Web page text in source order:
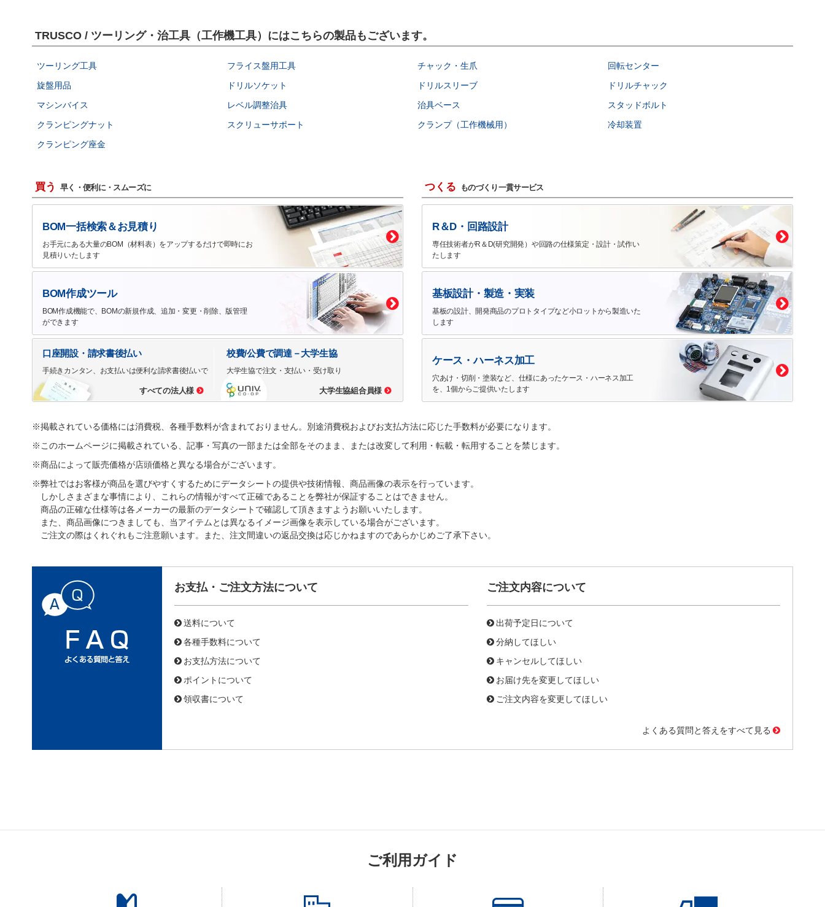
TRUSCO / ツーリング・治工具（工作機工具）にはこちらの製品もございます。
ツーリング工具 フライス盤用工具 チャック・生爪
回転センター
旋盤用品
ドリルソケット ドリルスリーブ
ドリルチャック
マシンバイス
レベル調整治具 治具ベース
スタッドボルト
クランピングナット
スクリューサポート クランプ（工作機械用）
冷却装置
クランピング座金
買う 早く・便利に・スムーズに
BOM一括検索＆お見積り
お手元にある大量のBOM（材料表）をアップするだけで即時にお
見積りいたします
BOM作成ツール
BOM作成機能で、BOMの新規作成、追加・変更・削除、版管理
ができます
口座開設・請求書後払い
手続きカンタン、お支払いは便利な請求書後払いで
すべての法人様
校費/公費で調達－大学生協
大学生協で注文・支払い・受け取り
大学生協組合員様
つくる ものづくり一貫サービス
R＆D・回路設計
専任技術者がR＆D(研究開発）や回路の仕様策定・設計・試作い
たします
基板設計・製造・実装
基板の設計、開発商品のプロトタイプなど小ロットから製造いた
します
ケース・ハーネス加工
穴あけ・切削・塗装など、仕様にあったケース・ハーネス加工
を、1個からご提供いたします
※掲載されている価格には消費税、各種手数料が含まれておりません。別途消費税およびお支払方法に応じた手数料が必要になります。
※このホームページに掲載されている、記事・写真の一部または全部をそのまま、または改変して利用・転載・転用することを禁じます。
※商品によって販売価格が店頭価格と異なる場合がございます。
※弊社ではお客様が商品を選びやすくするためにデータシートの提供や技術情報、商品画像の表示を行っています。
しかしさまざまな事情により、これらの情報がすべて正確であることを弊社が保証することはできません。
商品の正確な仕様等は各メーカーの最新のデータシートで確認して頂きますようお願いいたします。
また、商品画像につきましても、当アイテムとは異なるイメージ画像を表示している場合がございます。
ご注文の際はくれぐれもご注意願います。また、注文間違いの返品交換は応じかねますのであらかじめご了承下さい。
お支払・ご注文方法について
送料について
各種手数料について
お支払方法について
ポイントについて
領収書について
ご注文内容について
出荷予定日について
分納してほしい
キャンセルしてほしい
お届け先を変更してほしい
ご注文内容を変更してほしい
よくある質問と答えをすべて見る
ご利用ガイド